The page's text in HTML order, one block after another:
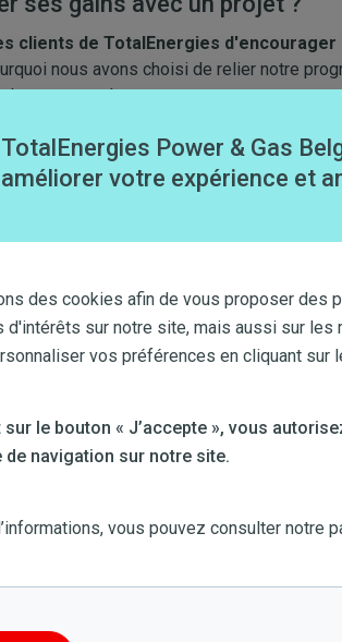
clients de TotalEnergies
nous avons choisi de relier notre
avec nos valeurs.
quelle part de vos gains vous donnez
votre profil en avant sur la page
un mouvement vert, positif et
TotalEnergies Power & Gas
améliorer votre expérience et
des cookies afin de vous proposer des
d'intérêts sur notre site, mais aussi sur les
vos préférences en cliquant sur
sur le bouton « J’accepte », vous
de navigation sur notre site.
vous pouvez consulter notre